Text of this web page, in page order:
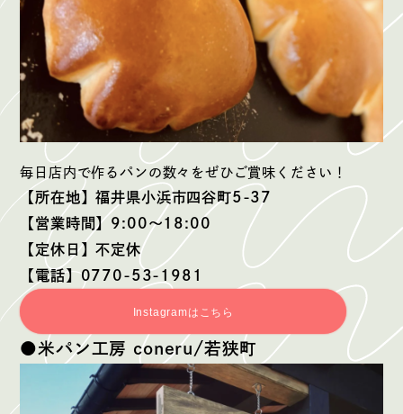
毎日店内で作るパンの数々をぜひご賞味ください！
【所在地】福井県小浜市四谷町5-37
【営業時間】9:00〜18:00
【定休日】不定休
【電話】0770-53-1981
Instagramはこちら
●米パン工房 coneru/若狭町